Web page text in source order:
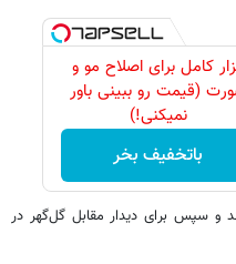
کامل برای اصلاح مو و
(قیمت رو ببینی باور
نمیکنی!)
باتخفیف بخر
و سپس برای دیدار مقابل گل‌گهر در